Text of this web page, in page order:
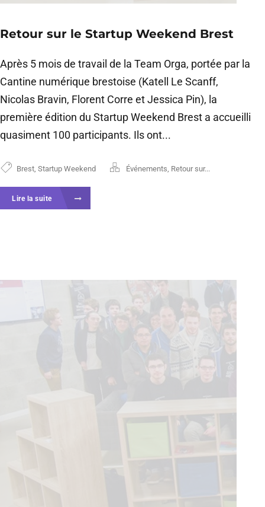
Retour sur le Startup Weekend Brest
Après 5 mois de travail de la Team Orga, portée par la
Cantine numérique brestoise (Katell Le Scanff,
Nicolas Bravin, Florent Corre et Jessica Pin), la
première édition du Startup Weekend Brest a accueilli
quasiment 100 participants. Ils ont...
Brest Startup Weekend Événements Retour sur...
Lire la suite